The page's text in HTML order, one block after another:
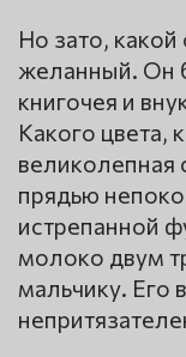
Но зато,
желанный. Он
книгочея и
Какого цвета,
великолепная
прядью
истрепанной
молоко двум
мальчику. Его